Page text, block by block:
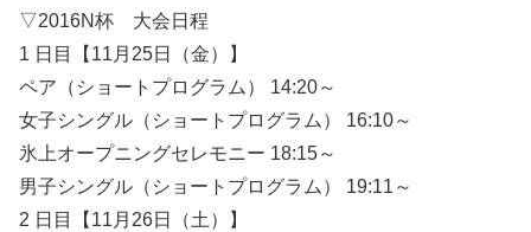
▽2016N杯 大会日程
1 日目【11月25日（金）】
ペア（ショートプログラム） 14:20～
女子シングル（ショートプログラム） 16:10～
氷上オープニングセレモニー 18:15～
男子シングル（ショートプログラム） 19:11～
2 日目【11月26日（土）】